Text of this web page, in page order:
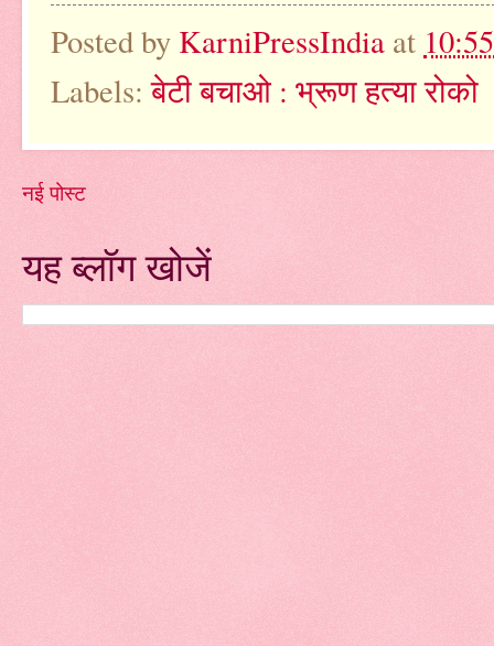
Posted by KarniPressIndia at
Labels:बेटी बचाओ : भ्रूण हत्या रोको
नई पोस्ट
यह ब्लॉग खोजें